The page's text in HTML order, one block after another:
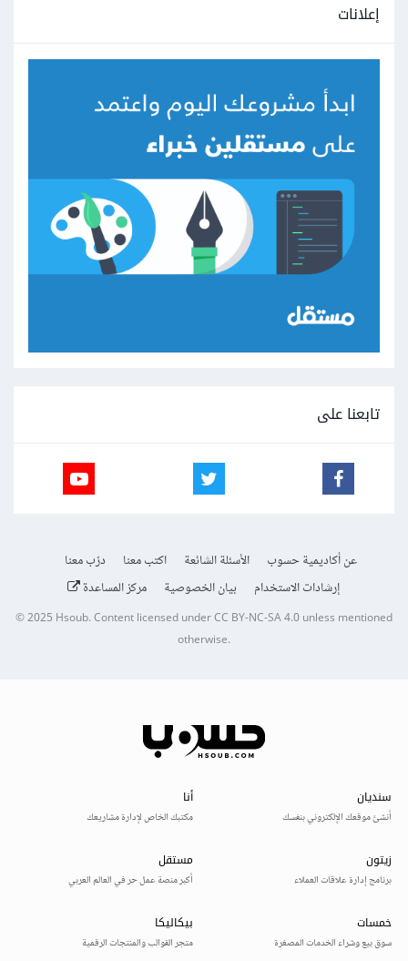
إعلانات
تابعنا على
عن أكاديمية حسوب الأسئلة الشائعة اكتب معنا
درّب معنا
إرشادات الاستخدام
بيان الخصوصية مركز المساعدة
© 2025Hsoub.Content licensed underCC BY-NC-SA 4.0unless mentioned
otherwise.